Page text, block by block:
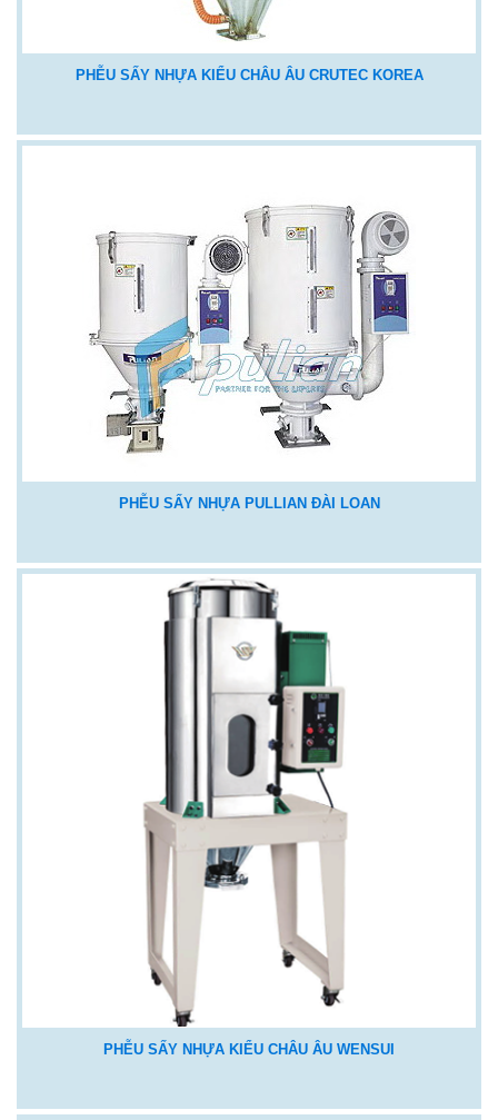
PHỄU SẤY NHỰA KIỂU CHÂU ÂU CRUTEC KOREA
PHỄU SẤY NHỰA PULLIAN ĐÀI LOAN
PHỄU SẤY NHỰA KIỂU CHÂU ÂU WENSUI